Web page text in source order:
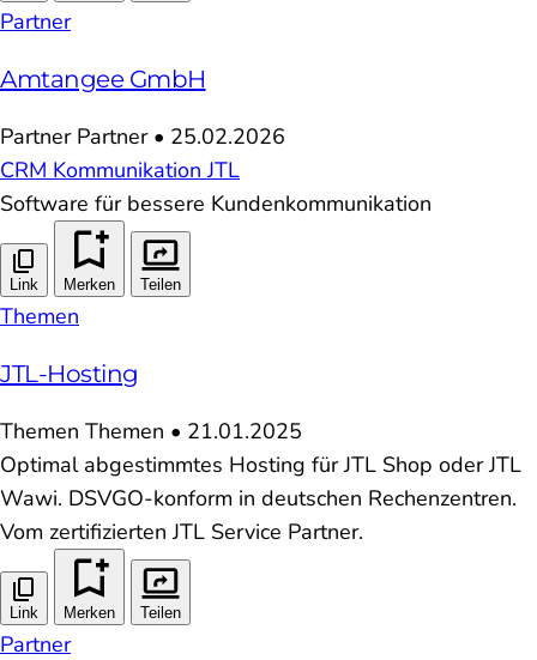
Partner
Amtangee GmbH
Partner Partner • 25.02.2026
CRM KommunikationJTL
Software für bessere Kundenkommunikation
Link Merken Teilen
Themen
JTL-Hosting
Themen Themen • 21.01.2025
Optimal abgestimmtes Hosting für JTL Shop oder JTL
Wawi. DSVGO-konform in deutschen Rechenzentren.
Vom zertifizierten JTL Service Partner.
Link Merken Teilen
Partner